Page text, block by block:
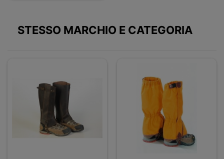
STESSO MARCHIO E CATEGORIA